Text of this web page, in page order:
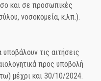
και σε προσωπικές
νοσοκομεία, κ.λπ.).
τις αιτήσεις
προς υποβολή
μέχρι και 30/10/2024.